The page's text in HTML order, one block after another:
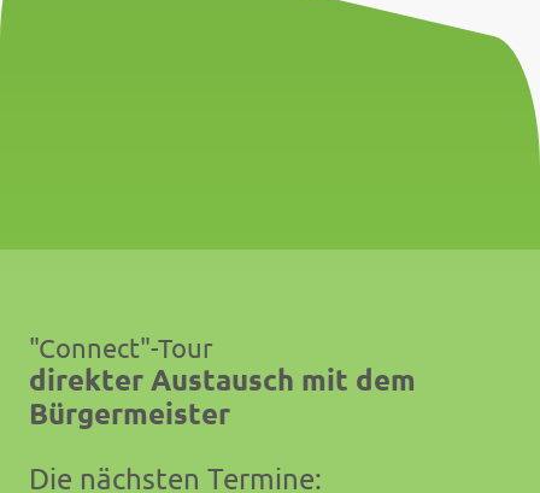
"Connect"-Tour
direkter Austausch mit dem
Bürgermeister
Die nächsten Termine: